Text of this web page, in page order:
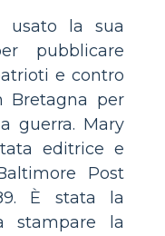
usato la sua
pubblicare
e contro
Bretagna per
guerra. Mary
editrice e
Post
È stata la
stampare la